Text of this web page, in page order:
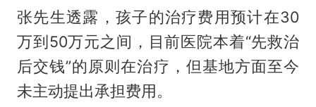
张先生透露，孩子的治疗费用预计在30
万到50万元之间，目前医院本着“先救治
后交钱”的原则在治疗，但基地方面至今
未主动提出承担费用。